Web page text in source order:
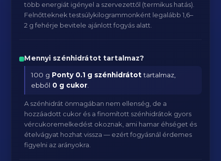
több energiát igényel a szervezettől (termikus hatás).
Felnőtteknek testsúlykilogrammonként legalább 1,6–
2 g fehérje bevitele ajánlott fogyás alatt.
Mennyi szénhidrátot tartalmaz?
100 g Ponty 0.1 g szénhidrátottartalmaz,
ebből 0 g cukor
A szénhidrát önmagában nem ellenség, de a
hozzáadott cukor és a finomított szénhidrátok gyors
vércukoremelkedést okoznak, ami hamar éhséget és
ételvágyat hozhat vissza — ezért fogyásnál érdemes
figyelni az arányokra.